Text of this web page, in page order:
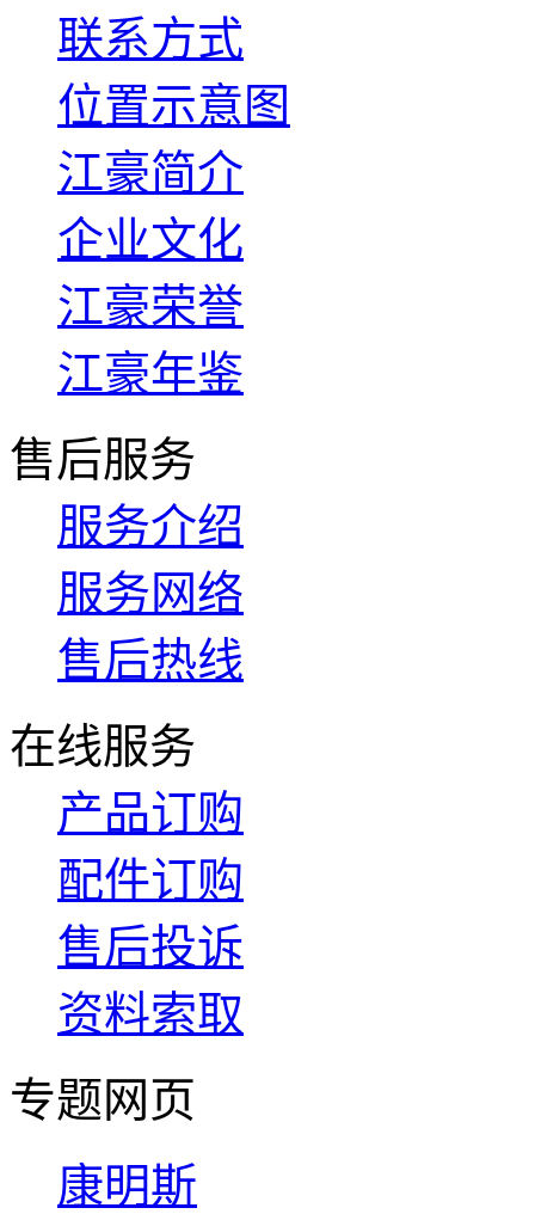
联系方式
位置示意图
江豪简介
企业文化
江豪荣誉
江豪年鉴
售后服务
服务介绍
服务网络
售后热线
在线服务
产品订购
配件订购
售后投诉
资料索取
专题网页
康明斯